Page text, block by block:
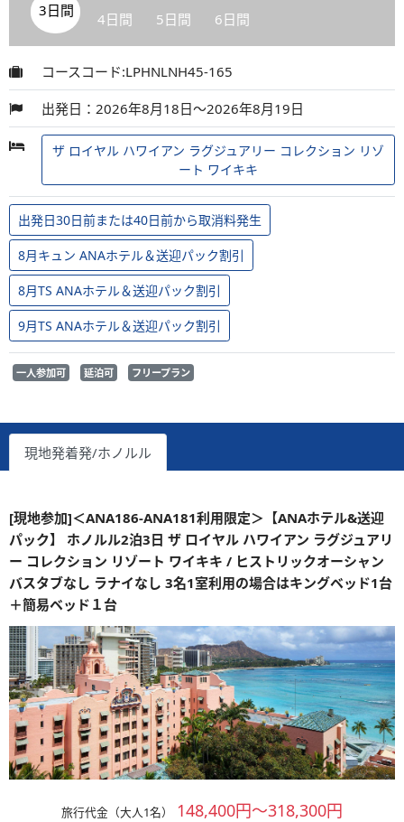
3日間 4日間 5日間 6日間
コースコード:LPHNLNH45-165
出発日：2026年8月18日～2026年8月19日
ザ ロイヤル ハワイアン ラグジュアリー コレクション リゾ
ート ワイキキ
出発日30日前または40日前から取消料発生
8月キュン ANAホテル＆送迎パック割引
8月TS ANAホテル＆送迎パック割引
9月TS ANAホテル＆送迎パック割引
一人参加可 延泊可 フリープラン
現地発着発/ホノルル
[現地参加]＜ANA186-ANA181利用限定＞【ANAホテル&送迎
パック】 ホノルル2泊3日 ザ ロイヤル ハワイアン ラグジュアリ
ー コレクション リゾート ワイキキ / ヒストリックオーシャン
バスタブなし ラナイなし 3名1室利用の場合はキングベッド1台
＋簡易ベッド１台
旅行代金（大人1名） 148,400円～318,300円